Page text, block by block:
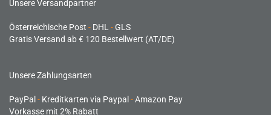
Unsere Versandpartner
Österreichische Post - DHL -GLS
Gratis Versand ab € 120 Bestellwert (AT/DE)
Unsere Zahlungsarten
PayPal - Kreditkarten via Paypal -Amazon Pay
Vorkasse mit 2% Rabatt